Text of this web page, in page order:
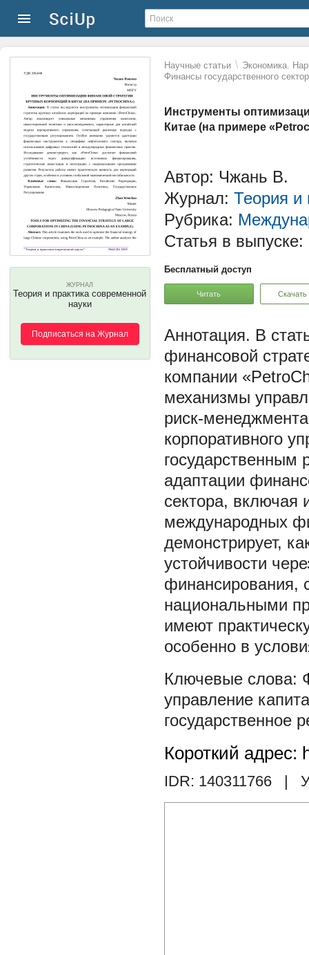
Научные статьи \ Экономика.
Финансы государственного
Инструменты
Китае (на примере
ЖУРНАЛ
Теория и практика современной
науки
Подписаться на Журнал
Автор: Чжань В.
Журнал: Теория и
Рубрика:
Статья в выпуске:
Бесплатный доступ
Читать Скачать
В
финансовой
компании
механизмы
риск-
корпоративного
государственным
адаптации
сектора, включая
международных
демонстрирует,
устойчивости
финансирования,
национальными
имеют
особенно в
управление
государственное
Короткий адрес:
IDR: 140311766 |